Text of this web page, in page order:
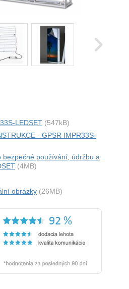
LEDSET (547kB)
- GPSR IMPR33S-
bezpečné používání, údržbu a
(4MB)
obrázky (26MB)